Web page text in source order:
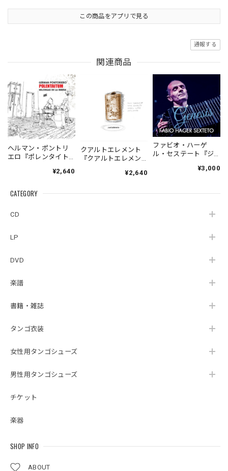
CATEGORY
CD
LP
DVD
楽譜
書籍・雑誌
タンゴ衣装
女性用タンゴシューズ
男性用タンゴシューズ
チケット
楽器
SHOP INFO
ABOUT
この商品をアプリで見る
通報する
関連商品
ヘルマン・ポントリ
エロ『ポレンタイト
Pontoriero『POLENT
la Ribera』
¥2,640
クアルトエレメント
『クアルトエレメン
Cuartoelemento『Cu
（007RECORDS-27）
¥2,640
ファビオ・ハーゲ
ル・セステート『ジ
¥3,000